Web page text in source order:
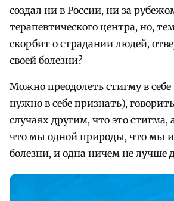
создал ни в России, ни за
терапевтического центра, но,
скорбит о страдании людей,
своей болезни?
Можно преодолеть стигму в себе
нужно в себе признать),
случаях другим, что это стигма,
что мы одной природы, что мы
болезни, и одна ничем не лучше